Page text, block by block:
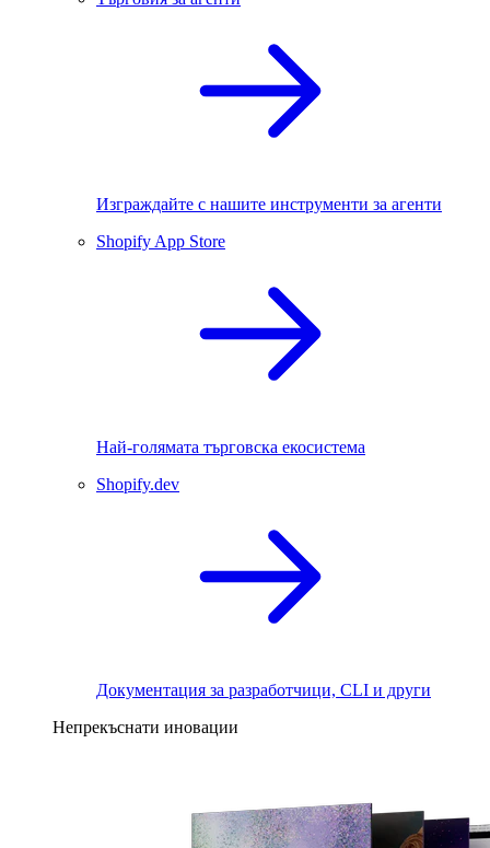
Изграждайте с нашите инструменти за агенти
Shopify App Store
Най-голямата търговска екосистема
Shopify.dev
Документация за разработчици, CLI и други
Непрекъснати иновации